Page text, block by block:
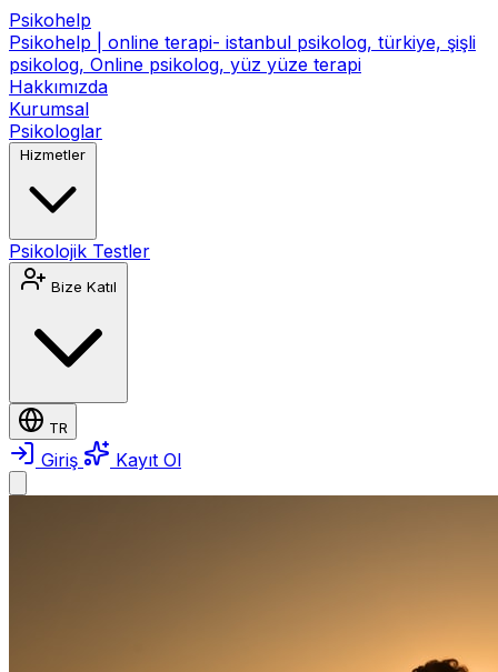
Psikohelp
Psikohelp | online terapi- istanbul psikolog, türkiye, şişli
psikolog, Online psikolog, yüz yüze terapi
Hakkımızda
Kurumsal
Psikologlar
Hizmetler
Psikolojik Testler
Bize Katıl
TR
Giriş Kayıt Ol